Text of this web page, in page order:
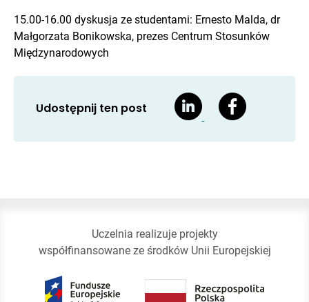
15.00-16.00 dyskusja ze studentami: Ernesto Malda, dr
Małgorzata Bonikowska, prezes Centrum Stosunków
Międzynarodowych
Udostępnij ten post
Uczelnia realizuje projekty
współfinansowane ze środków Unii Europejskiej